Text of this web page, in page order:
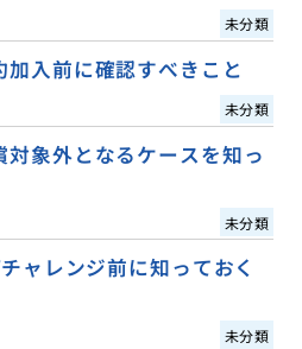
未分類
入前に確認すべきこと
未分類
象外となるケースを知っ
未分類
ャレンジ前に知っておく
未分類